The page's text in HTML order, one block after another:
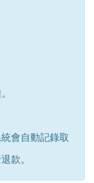
會自動記錄取
款。